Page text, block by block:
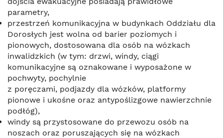
parametry,
przestrzeń komunikacyjna w budynkach Oddziału dla
Dorosłych jest wolna od barier poziomych i
pionowych, dostosowana dla osób na wózkach
inwalidzkich (w tym: drzwi, windy, ciągi
komunikacyjne są oznakowane i wyposażone w
pochwyty, pochylnie
z poręczami, podjazdy dla wózków, platformy
pionowe i ukośne oraz antypoślizgowe nawierzchnie
podłóg),
windy są przystosowane do przewozu osób na
noszach oraz poruszających się na wózkach